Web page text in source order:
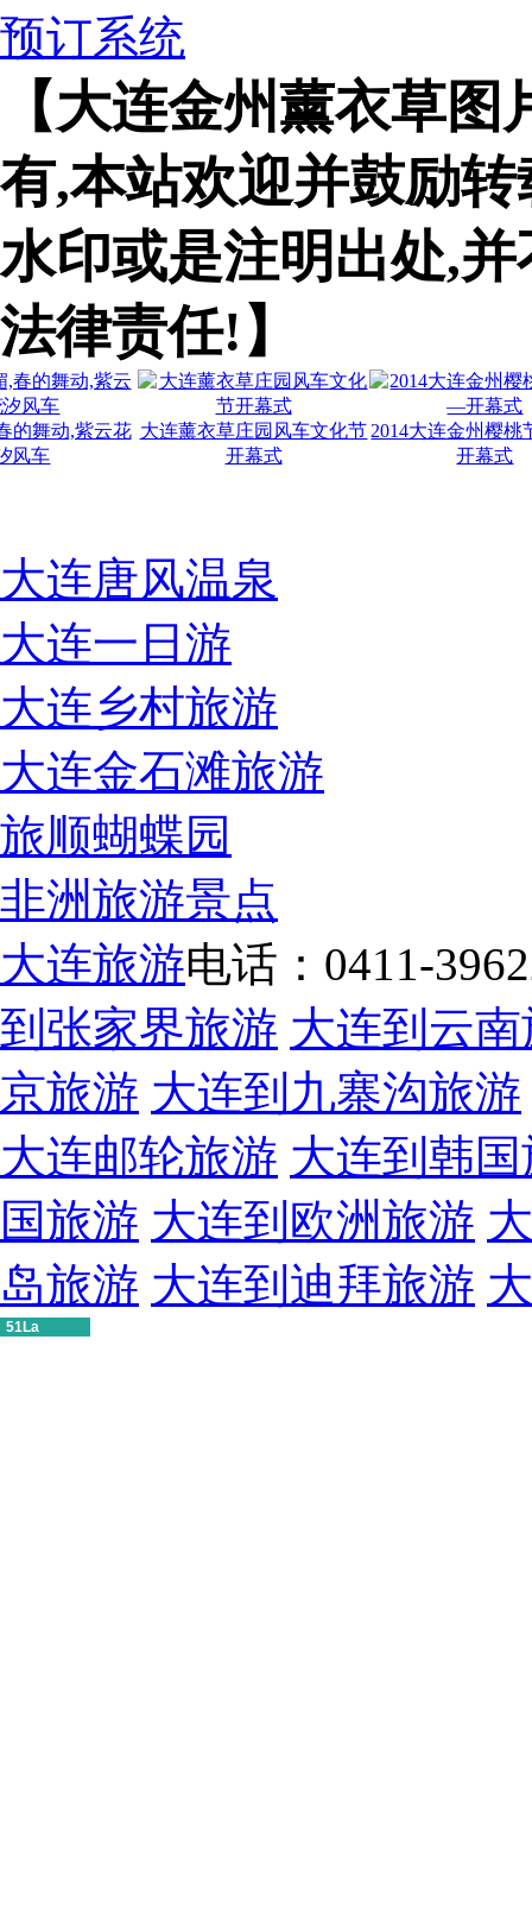
预订系统
【大连金州薰衣草
有,本站欢迎并鼓励
水印或是注明出处,
法律责任!】
动,紫云花 大连薰衣草庄园风车文化节
开幕式
2014大连金州樱桃节
开幕式
大连唐风温泉
大连一日游
大连乡村旅游
大连金石滩旅游
旅顺蝴蝶园
非洲旅游景点
大连旅游电话：0411-
到张家界旅游 大连到云
京旅游 大连到九寨沟旅游
大连邮轮旅游 大连到韩
国旅游 大连到欧洲旅游
岛旅游 大连到迪拜旅游
51La